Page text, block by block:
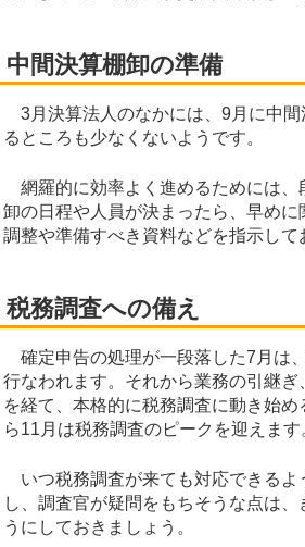
中間決算棚卸の準備
3月決算法人のなかには、9月に中間
るところも少なくないようです。
網羅的に効率よく進めるためには、
卸の日程や人員が決まったら、早め
調整や準備すべき資料などを指示して
税務調査への備え
確定申告の処理が一段落した7月は
行なわれます。それから業務の引継
を経て、本格的に税務調査に動き始
ら11月は税務調査のピークを迎えます
いつ税務調査が来ても対応できるよ
し、調査官が疑問をもちそうな点は、
うにしておきましょう。